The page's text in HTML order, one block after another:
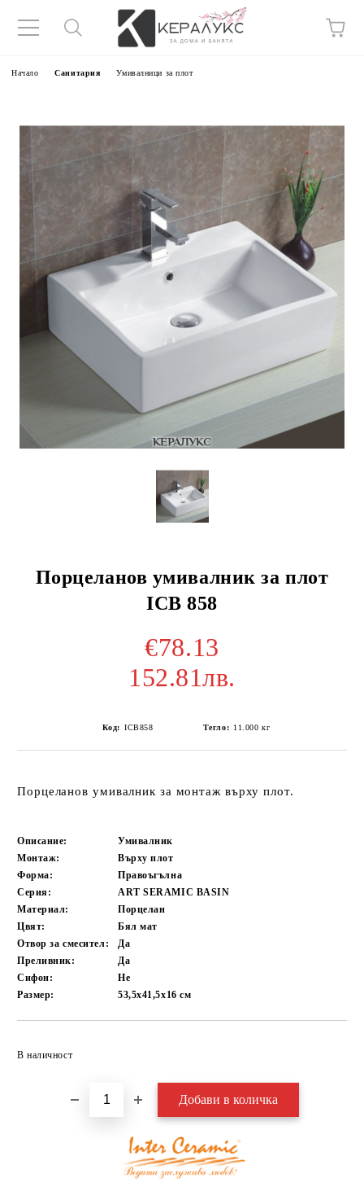
Начало Санитария Умивалници за плот
Порцеланов умивалник за плот
ICB 858
€78.13
152.81лв.
Код: ICB858 Тегло: 11.000 кг
Порцеланов умивалник за монтаж върху плот.
Описание:
Умивалник
Монтаж:
Върху плот
Форма:
Правоъгълна
Серия:
ART SERAMIC BASIN
Материал:
Порцелан
Цвят:
Бял мат
Отвор за смесител:
Да
Преливник:
Да
Сифон:
Не
Размер:
53,5х41,5х16см
В наличност